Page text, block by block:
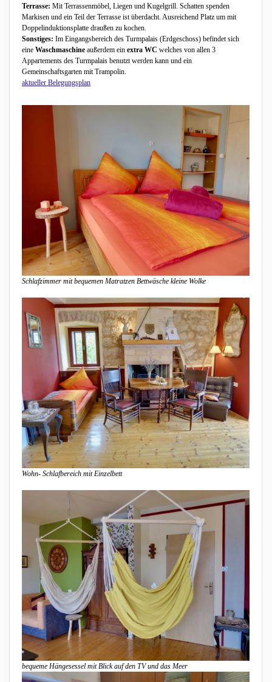
Terrasse: Mit Terrassenmöbel, Liegen und Kugelgrill. Schatten spenden
Markisen und ein Teil der Terrasse ist überdacht. Ausreichend Platz um mit
Doppelinduktionsplatte draußen zu kochen.
Sonstiges: Im Eingangsbereich des Turmpalais (Erdgeschoss) befindet sich
eine Waschmaschine außerdem ein extra WC welches von allen 3
Appartements des Turmpalais benutzt werden kann und ein
Gemeinschaftsgarten mit Trampolin.
aktueller Belegungsplan
Schlafzimmer mit bequemen Matratzen Bettwäsche kleine Wolke
Wohn- Schlafbereich mit Einzelbett
bequeme Hängesessel mit Blick auf den TV und das Meer